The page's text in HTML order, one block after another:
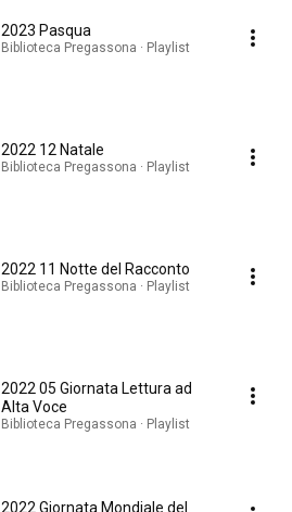
2023 Pasqua
Biblioteca Pregassona · Playlist
2022 12 Natale
Biblioteca Pregassona · Playlist
2022 11 Notte del Racconto
Biblioteca Pregassona · Playlist
2022 05 Giornata Lettura ad
Alta Voce
Biblioteca Pregassona · Playlist
2022 Giornata Mondiale del